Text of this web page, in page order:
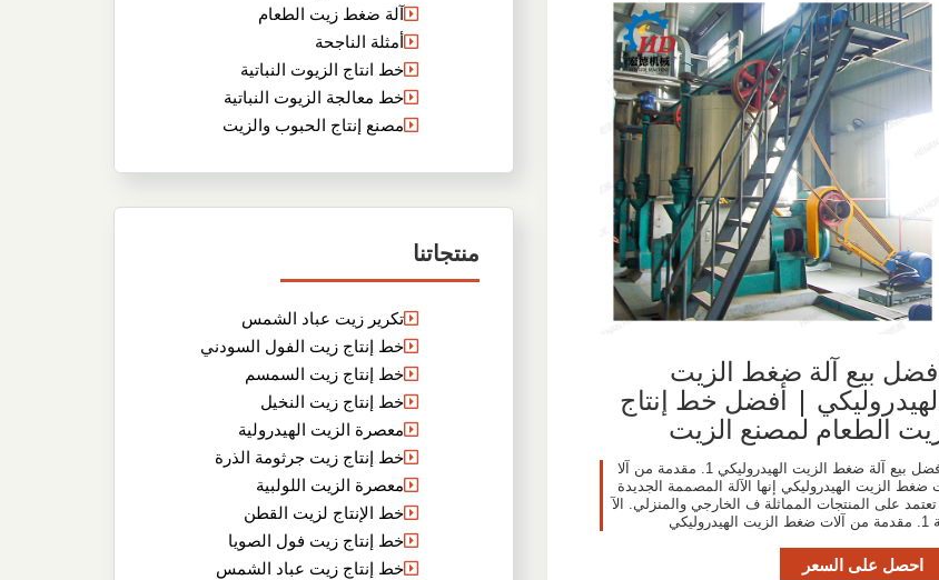
آلة ضغط زيت الطعام
أمثلة الناجحة
خط انتاج الزيوت النباتية
خط معالجة الزيوت النباتية
مصنع إنتاج الحبوب والزيت
منتجاتنا
تكرير زيت عباد الشمس
خط إنتاج زيت الفول السودني
خط إنتاج زيت السمسم
خط إنتاج زيت النخيل
معصرة الزيت الهيدرولية
خط إنتاج زيت جرثومة الذرة
معصرة الزيت اللولبية
خط الإنتاج لزيت القطن
خط إنتاج زيت فول الصويا
خط إنتاج زيت عباد الشمس
بيع آلة ضغط الزيت
| أفضل خط إنتاج
الطعام لمصنع الزيت
أفضل بيع آلة ضغط الزيت الهيدروليكي 1. مقدمة من آلا
ضغط الزيت الهيدروليكي إنها الآلة المصممة الجديدة
تعتمد على المنتجات المماثلة ف الخارجي والمنزلي. الآ
احصل على السعر